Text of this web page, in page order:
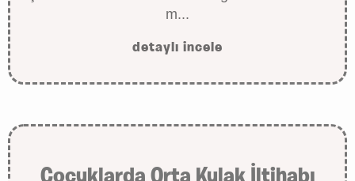
m...
detaylı incele